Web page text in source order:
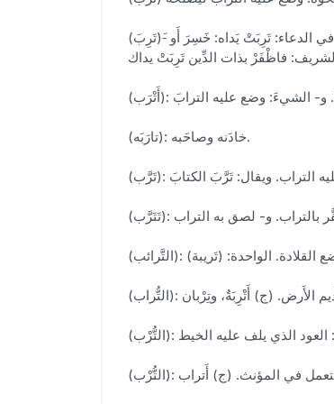
(تَرِبَ)-َ تَرَباً: أَصَابه الترابُ. و- المكانُ: كثُرَ ترابه. و- الريحُ: حملت تراباً. و- فلانٌ تَرَباً، ومَتْرَباً، ومَتْرَبة: افتقر. فهو ترِبٌ، وهي تَرِبٌ، وتَرِبَةٌ أَيضاً. ويقال في الدعاء: تَرِبَتْ يَداه: خَسِرَ أَو
(تارَبَه): خادَنه وصاحَبه.